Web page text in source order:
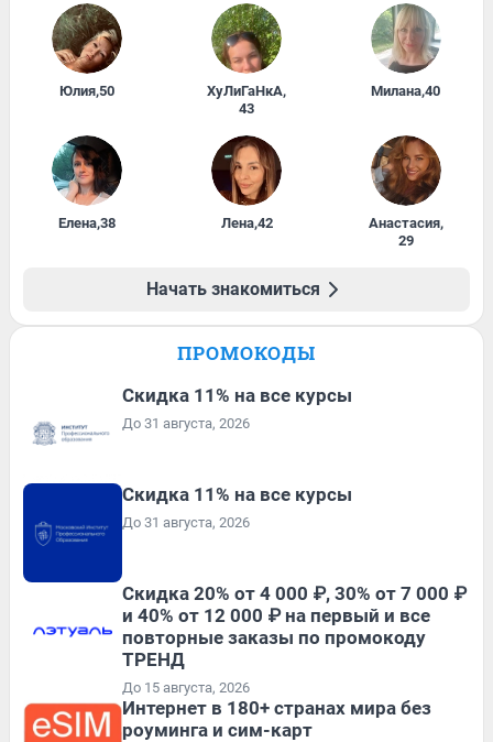
Юлия,50 ХуЛиГаНкА,
43
Милана,40
Елена,38 Лена,42 Анастасия,
29
Начать знакомиться
ПРОМОКОДЫ
Скидка 11% на все курсы
До 31 августа, 2026
Скидка 11% на все курсы
До 31 августа, 2026
Скидка 20% от 4 000 ₽, 30% от 7 000 ₽
и 40% от 12 000 ₽ на первый и все
повторные заказы по промокоду
ТРЕНД
До 15 августа, 2026
Интернет в 180+ странах мира без
роуминга и сим-карт